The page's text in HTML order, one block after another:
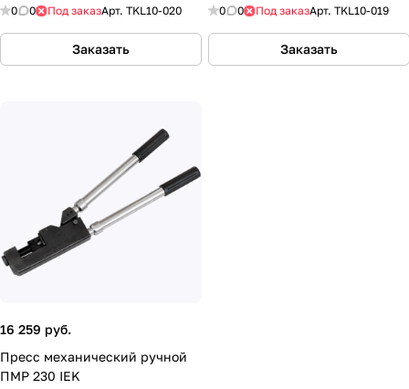
0 0 Под заказАрт. TKL10-020
Заказать
0 0 Под заказАрт. TKL10-019
Заказать
16 259 руб.
Пресс механический ручной
ПМР 230 IEK